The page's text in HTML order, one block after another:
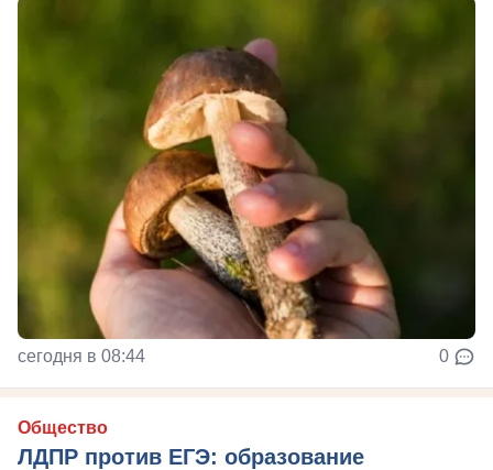
сегодня в 08:44 0
Общество
ЛДПР против ЕГЭ: образование